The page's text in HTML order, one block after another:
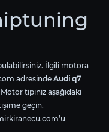
İlgili motora
adresinde Audi q7
tipiniz aşağıdaki
geçin.